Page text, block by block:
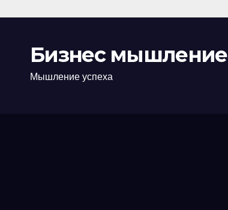
Бизнес мышление
Мышление успеха